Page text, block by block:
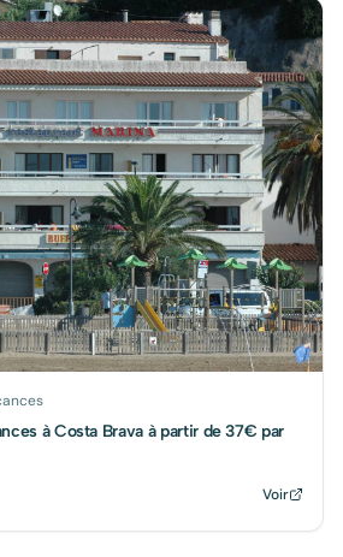
à Costa Brava à partir de 37€ par
Voir